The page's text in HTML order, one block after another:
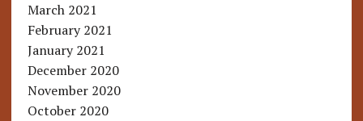
March 2021
February 2021
January 2021
December 2020
November 2020
October 2020